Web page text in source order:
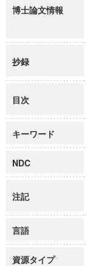
博士論文情報
抄録
目次
キーワード
NDC
注記
言語
資源タイプ